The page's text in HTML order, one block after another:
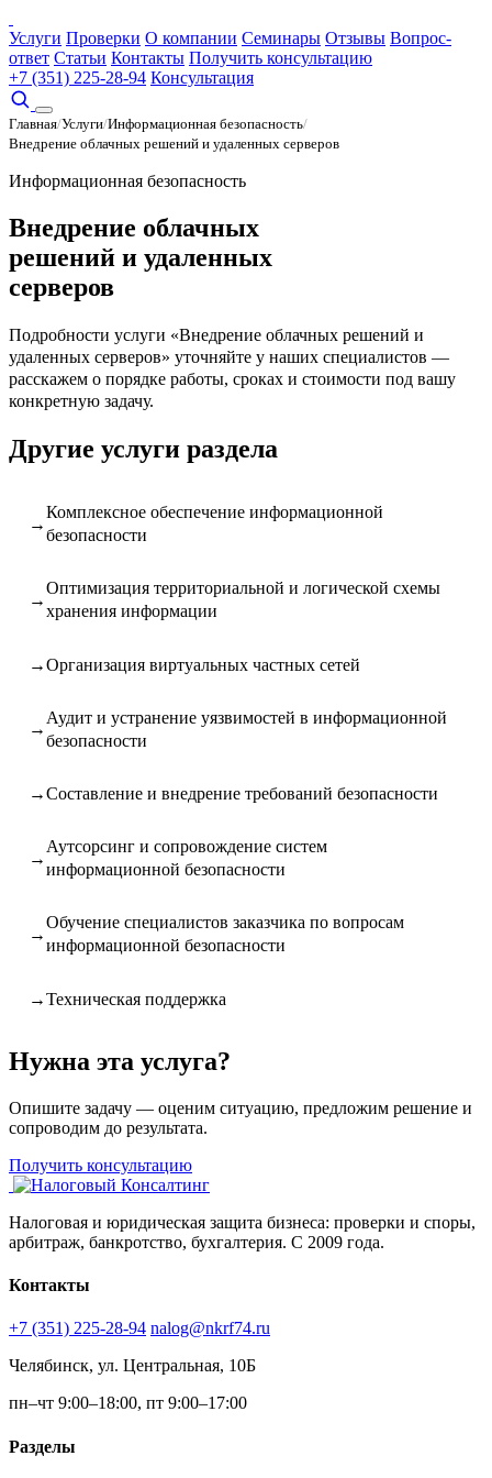
Услуги Проверки О компании Семинары Отзывы Вопрос-
ответ Статьи Контакты Получить консультацию
+7 (351) 225-28-94 Консультация
Главная/Услуги/Информационная безопасность/
Внедрение облачных решений и удаленных серверов
Информационная безопасность
Внедрение облачных
решений и удаленных
серверов
Подробности услуги «Внедрение облачных решений и
удаленных серверов» уточняйте у наших специалистов —
расскажем о порядке работы, сроках и стоимости под вашу
конкретную задачу.
Другие услуги раздела
Комплексное обеспечение информационной
безопасности
Оптимизация территориальной и логической схемы
хранения информации
Организация виртуальных частных сетей
Аудит и устранение уязвимостей в информационной
безопасности
Составление и внедрение требований безопасности
Аутсорсинг и сопровождение систем
информационной безопасности
Обучение специалистов заказчика по вопросам
информационной безопасности
Техническая поддержка
Нужна эта услуга?
Опишите задачу — оценим ситуацию, предложим решение и
сопроводим до результата.
Получить консультацию
Налоговая и юридическая защита бизнеса: проверки и споры,
арбитраж, банкротство, бухгалтерия. С 2009 года.
Контакты
+7 (351) 225-28-94 nalog@nkrf74.ru
Челябинск, ул. Центральная, 10Б
пн–чт 9:00–18:00, пт 9:00–17:00
Разделы